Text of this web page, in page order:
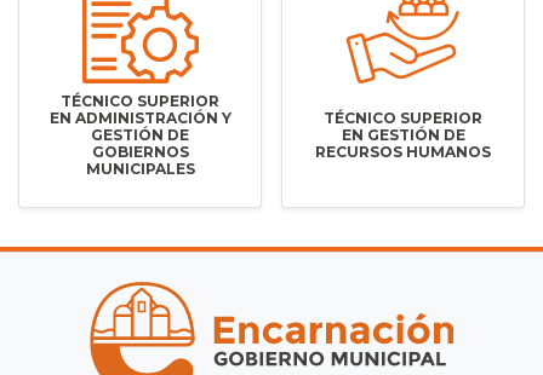
TÉCNICO SUPERIOR
EN ADMINISTRACIÓN Y
GESTIÓN DE
GOBIERNOS
MUNICIPALES
TÉCNICO SUPERIOR
EN GESTIÓN DE
RECURSOS HUMANOS